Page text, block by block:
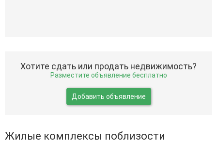
Хотите сдать или продать недвижимость?
Разместите объявление бесплатно
Добавить объявление
Жилые комплексы поблизости